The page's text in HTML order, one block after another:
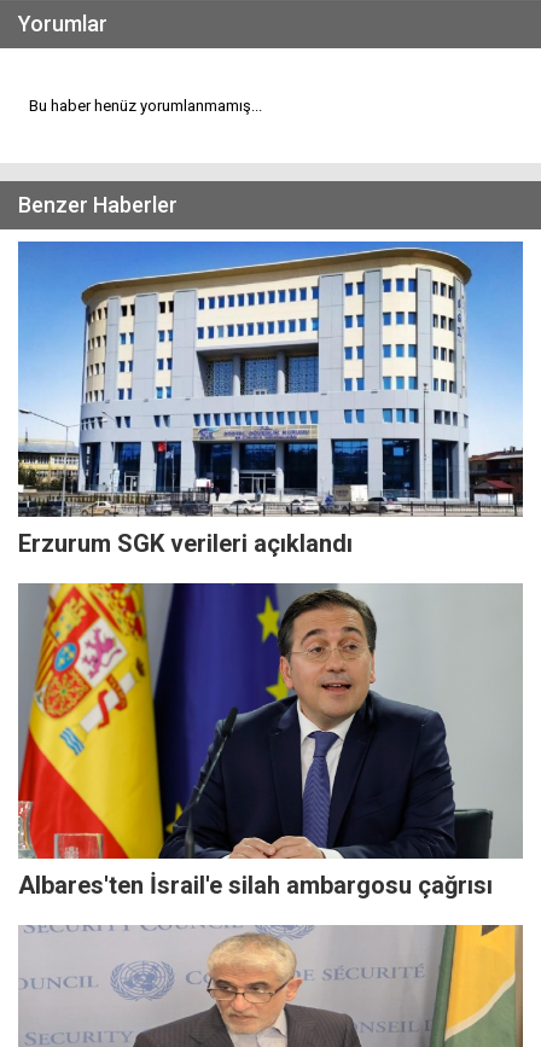
Yorumlar
Bu haber henüz yorumlanmamış...
Benzer Haberler
Erzurum SGK verileri açıklandı
Albares'ten İsrail'e silah ambargosu çağrısı